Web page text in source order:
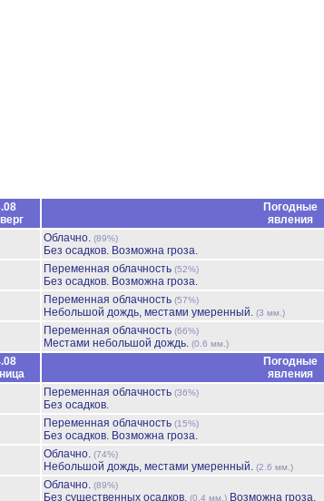
Погодные
явления
Облачно. (89%)
Без осадков. Возможна гроза.
Переменная облачность (52%)
Без осадков. Возможна гроза.
Переменная облачность (57%)
Небольшой дождь, местами умеренный. (3 мм.)
Переменная облачность (66%)
Местами небольшой дождь. (0.6 мм.)
Погодные
явления
Переменная облачность (36%)
Без осадков.
Переменная облачность (15%)
Без осадков. Возможна гроза.
Облачно. (74%)
Небольшой дождь, местами умеренный. (2.6 мм.)
Облачно. (89%)
Без существенных осадков. (0.4 мм.) Возможна гроза.